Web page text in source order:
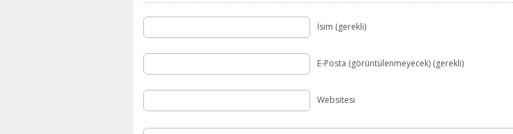
İsim (gerekli)
E-Posta (görüntülenmeyecek) (gerekli)
Websitesi